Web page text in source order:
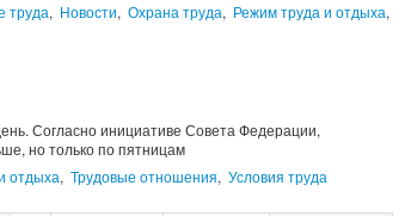
труда, Новости, Охрана труда, Режим труда и отдыха,
Согласно инициативе Совета Федерации,
но только по пятницам
отдыха, Трудовые отношения, Условия труда